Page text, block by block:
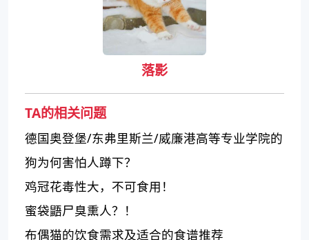
落影
TA的相关问题
德国奥登堡/东弗里斯兰/威廉港高等专业学院的
学术水平和特色
狗为何害怕人蹲下？
鸡冠花毒性大，不可食用！
蜜袋鼯尸臭熏人？！
布偶猫的饮食需求及适合的食谱推荐